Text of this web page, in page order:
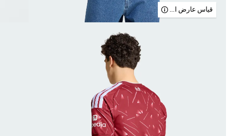
قياس عارض الأزياء